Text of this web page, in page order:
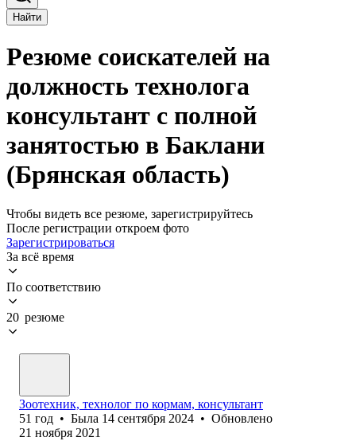
Найти
Резюме соискателей на
должность технолога
консультант с полной
занятостью в Баклани
(Брянская область)
Чтобы видеть все резюме, зарегистрируйтесь
После регистрации откроем фото
Зарегистрироваться
За всё время
По соответствию
20 резюме
Зоотехник, технолог по кормам, консультант
51 год • Была 14 сентября 2024 • Обновлено
21 ноября 2021